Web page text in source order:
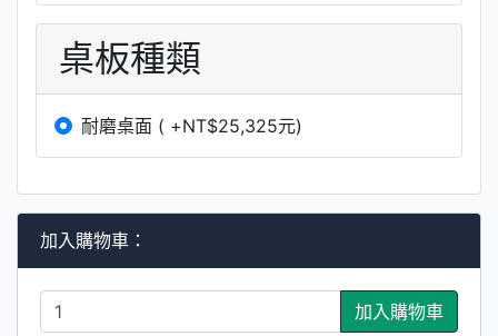
桌板種類
耐磨桌面 ( +NT$25,325元)
加入購物車：
加入購物車